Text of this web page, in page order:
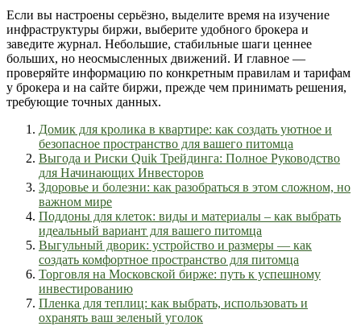
Если вы настроены серьёзно, выделите время на изучение
инфраструктуры биржи, выберите удобного брокера и
заведите журнал. Небольшие, стабильные шаги ценнее
больших, но неосмысленных движений. И главное —
проверяйте информацию по конкретным правилам и тарифам
у брокера и на сайте биржи, прежде чем принимать решения,
требующие точных данных.
Домик для кролика в квартире: как создать уютное и
безопасное пространство для вашего питомца
Выгода и Риски Quik Трейдинга: Полное Руководство
для Начинающих Инвесторов
Здоровье и болезни: как разобраться в этом сложном, но
важном мире
Поддоны для клеток: виды и материалы – как выбрать
идеальный вариант для вашего питомца
Выгульный дворик: устройство и размеры — как
создать комфортное пространство для питомца
Торговля на Московской бирже: путь к успешному
инвестированию
Пленка для теплиц: как выбрать, использовать и
охранять ваш зеленый уголок